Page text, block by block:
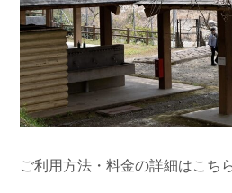
ご利用方法・料金の詳細はこち